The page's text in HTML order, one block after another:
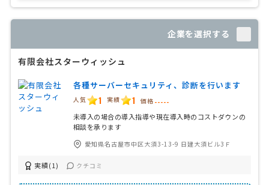
企業を選択する
有限会社スターウィッシュ
各種サーバーセキュリティ、診断を行います
人気 1 実績 1 価格 -----
未導入の場合の導入指導や現在導入時のコストダウンの
相談を承ります
愛知県名古屋市中区大須3-13-9 日建大須ビル3Ｆ
実績(1) クチコミ